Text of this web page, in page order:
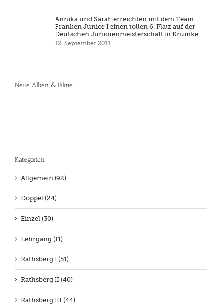
Annika und Sarah erreichten mit dem Team
Franken Junior I einen tollen 6. Platz auf der
Deutschen Juniorenmeisterschaft in Krumke
12. September 2011
Neue Alben & Filme
Kategorien
Allgemein (92)
Doppel (24)
Einzel (30)
Lehrgang (11)
Rathsberg I (51)
Rathsberg II (40)
Rathsberg III (44)